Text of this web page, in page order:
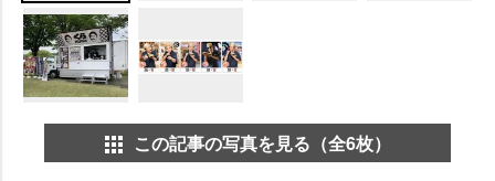
この記事の写真を見る（全6枚）